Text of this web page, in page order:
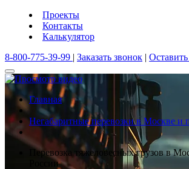
Проекты
Контакты
Калькулятор
8-800-775-39-99 | Заказать звонок | Оставить
Главная
Негабаритные перевозки в Москве и
Перевозка тяжеловесных грузов в
России